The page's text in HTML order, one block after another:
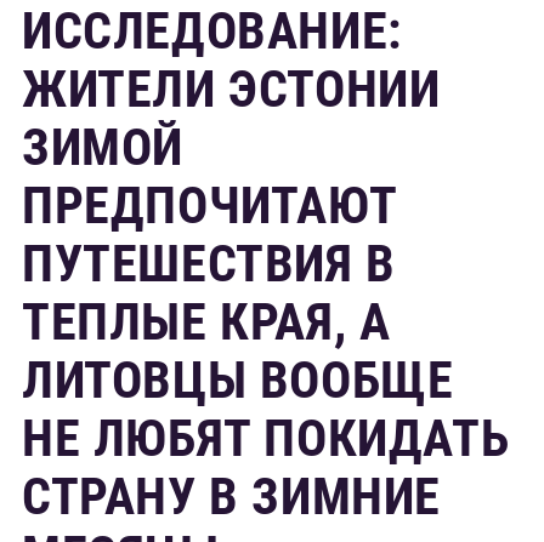
ИССЛЕДОВАНИЕ:
ЖИТЕЛИ ЭСТОНИИ
ЗИМОЙ
ПРЕДПОЧИТАЮТ
ПУТЕШЕСТВИЯ В
ТЕПЛЫЕ КРАЯ, А
ЛИТОВЦЫ ВООБЩЕ
НЕ ЛЮБЯТ ПОКИДАТЬ
СТРАНУ В ЗИМНИЕ